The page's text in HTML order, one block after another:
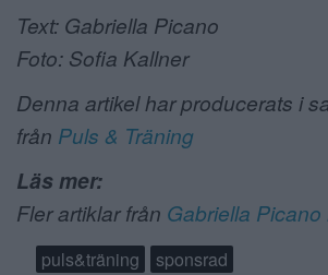
Text: Gabriella Picano
Foto: Sofia Kallner
Denna artikel har producerats i
från Puls & Träning
Läs mer:
Fler artiklar från Gabriella Picano
puls&träning sponsrad